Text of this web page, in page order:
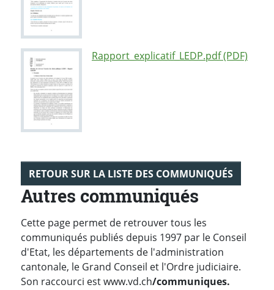
Rapport_explicatif_LEDP.pdf (PDF)
RETOUR SUR LA LISTE DES COMMUNIQUÉS
Autres communiqués
Cette page permet de retrouver tous les
communiqués publiés depuis 1997 par le Conseil
d'Etat, les départements de l'administration
cantonale, le Grand Conseil et l'Ordre judiciaire.
Son raccourci est www.vd.ch/communiques.